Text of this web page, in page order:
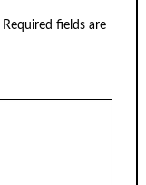
Required fields are